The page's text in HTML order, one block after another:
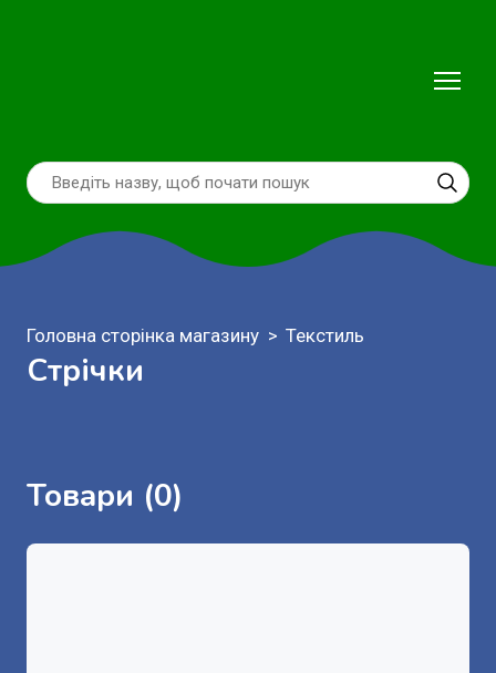
Головна сторінка магазину Текстиль
Стрічки
Товари (0)